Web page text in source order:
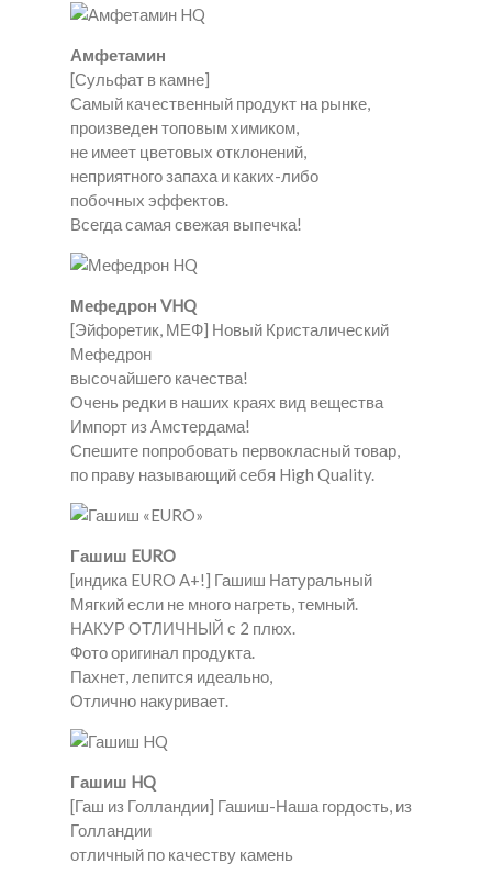
Амфетамин
[Сульфат в камне]
Самый качественный продукт на рынке,
произведен топовым химиком,
не имеет цветовых отклонений,
неприятного запаха и каких-либо
побочных эффектов.
Всегда самая свежая выпечка!
Мефедрон VHQ
[Эйфоретик, МЕФ] Новый Кристалический
Мефедрон
высочайшего качества!
Очень редки в наших краях вид вещества
Импорт из Амстердама!
Спешите попробовать первокласный товар,
по праву называющий себя High Quality.
Гашиш EURO
[индика EURO A+!] Гашиш Натуральный
Мягкий если не много нагреть, темный.
НАКУР ОТЛИЧНЫЙ с 2 плюх.
Фото оригинал продукта.
Пахнет, лепится идеально,
Отлично накуривает.
Гашиш HQ
[Гаш из Голландии] Гашиш-Наша гордость, из
Голландии
отличный по качеству камень